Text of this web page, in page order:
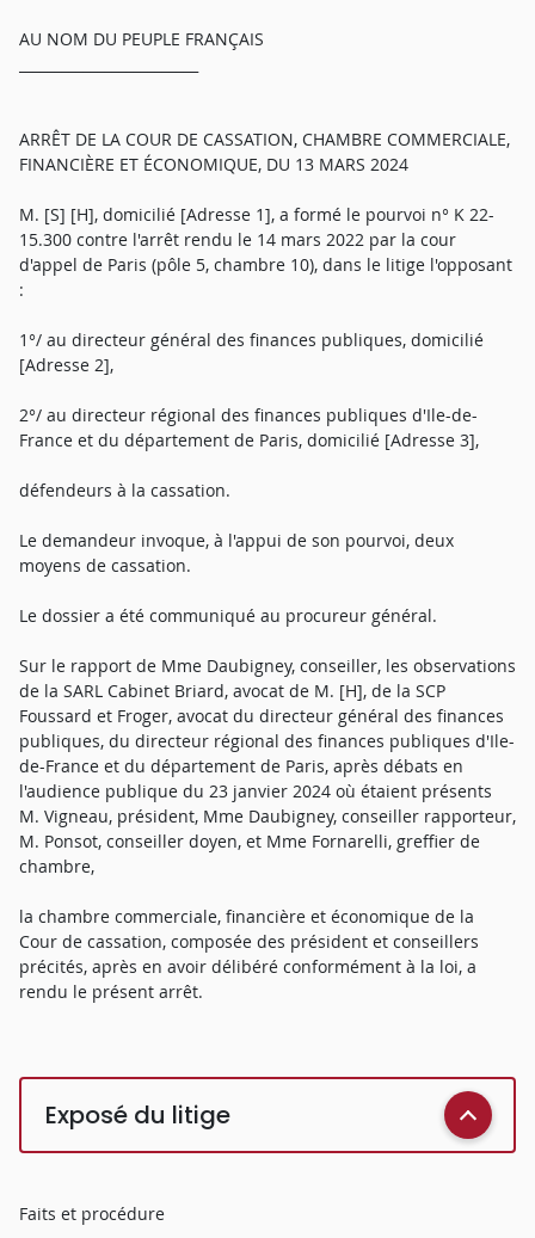
AU NOM DU PEUPLE FRANÇAIS
ARRÊT DE LA COUR DE CASSATION, CHAMBRE COMMERCIALE,
FINANCIÈRE ET ÉCONOMIQUE, DU 13 MARS 2024
M. [S] [H], domicilié [Adresse 1], a formé le pourvoi n° K 22-
15.300 contre l'arrêt rendu le 14 mars 2022 par la cour
d'appel de Paris (pôle 5, chambre 10), dans le litige l'opposant
:
1°/ au directeur général des finances publiques, domicilié
[Adresse 2],
2°/ au directeur régional des finances publiques d'Ile-de-
France et du département de Paris, domicilié [Adresse 3],
défendeurs à la cassation.
Le demandeur invoque, à l'appui de son pourvoi, deux
moyens de cassation.
Le dossier a été communiqué au procureur général.
Sur le rapport de Mme Daubigney, conseiller, les observations
de la SARL Cabinet Briard, avocat de M. [H], de la SCP
Foussard et Froger, avocat du directeur général des finances
publiques, du directeur régional des finances publiques d'Ile-
de-France et du département de Paris, après débats en
l'audience publique du 23 janvier 2024 où étaient présents
M. Vigneau, président, Mme Daubigney, conseiller rapporteur,
M. Ponsot, conseiller doyen, et Mme Fornarelli, greffier de
chambre,
la chambre commerciale, financière et économique de la
Cour de cassation, composée des président et conseillers
précités, après en avoir délibéré conformément à la loi, a
rendu le présent arrêt.
Exposé du litige
Faits et procédure